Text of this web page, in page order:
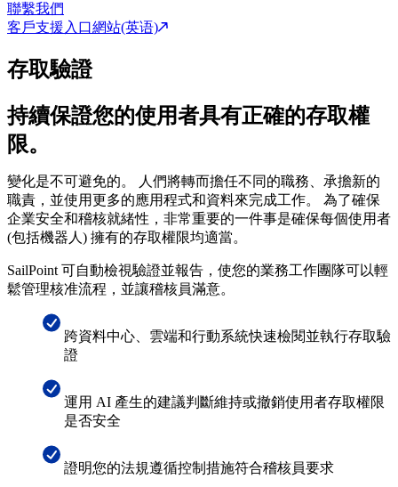
聯繫我們
客戶支援入口網站(英语)
存取驗證
持續保證您的使用者具有正確的存取權
限。
變化是不可避免的。 人們將轉而擔任不同的職務、承擔新的
職責，並使用更多的應用程式和資料來完成工作。 為了確保
企業安全和稽核就緒性，非常重要的一件事是確保每個使用者
(包括機器人) 擁有的存取權限均適當。
SailPoint 可自動檢視驗證並報告，使您的業務工作團隊可以輕
鬆管理核准流程，並讓稽核員滿意。
跨資料中心、雲端和行動系統快速檢閱並執行存取驗
證
運用 AI 產生的建議判斷維持或撤銷使用者存取權限
是否安全
證明您的法規遵循控制措施符合稽核員要求